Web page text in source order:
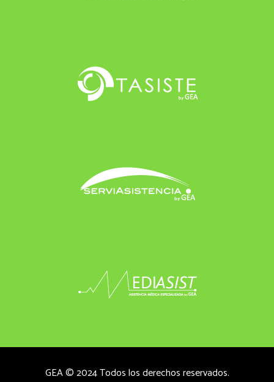
GEA © 2024 Todos los derechos reservados.